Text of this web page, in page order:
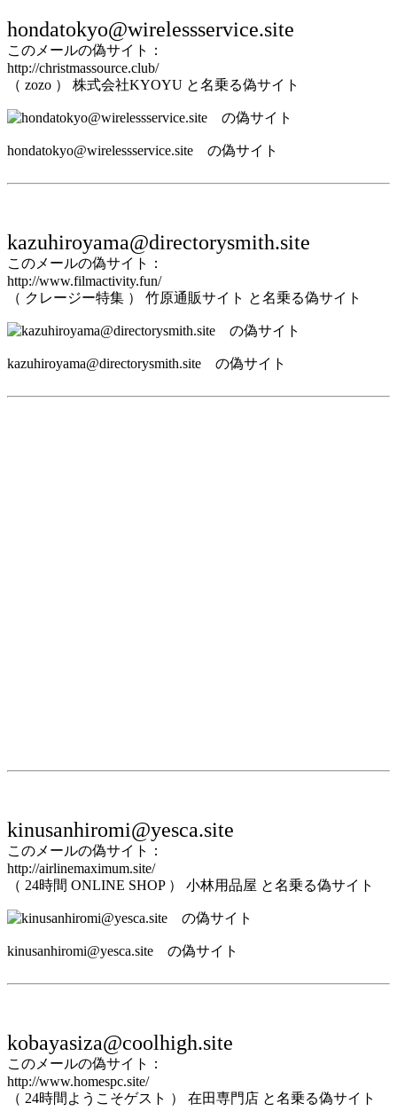
hondatokyo@wirelessservice.site
このメールの偽サイト：
http://christmassource.club/
（ zozo ） 株式会社KYOYU と名乗る偽サイト
hondatokyo@wirelessservice.site の偽サイト
kazuhiroyama@directorysmith.site
このメールの偽サイト：
http://www.filmactivity.fun/
（ クレージー特集 ） 竹原通販サイト と名乗る偽サイト
kazuhiroyama@directorysmith.site の偽サイト
kinusanhiromi@yesca.site
このメールの偽サイト：
http://airlinemaximum.site/
（ 24時間 ONLINE SHOP ） 小林用品屋 と名乗る偽サイト
kinusanhiromi@yesca.site の偽サイト
kobayasiza@coolhigh.site
このメールの偽サイト：
http://www.homespc.site/
（ 24時間ようこそゲスト ） 在田専門店 と名乗る偽サイト